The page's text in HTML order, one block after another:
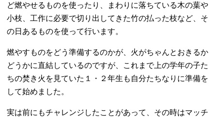
ど燃やせるものを使ったり、まわりに落ちている木の葉や
小枝、工作に必要で切り出してきた竹の払った枝など、そ
の日あるものを使って行います。
燃やすものをどう準備するのかが、火がちゃんとおきるか
どうかに直結しているのですが、これまで上の学年の子た
ちの焚き火を見ていた１・２年生も自分たちなりに準備を
して始めました。
実は前にもチャレンジしたことがあって、その時はマッチ